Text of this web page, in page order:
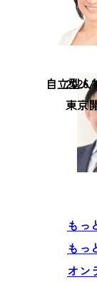
自立型人
2026/
東京
もっ
もっ
オン